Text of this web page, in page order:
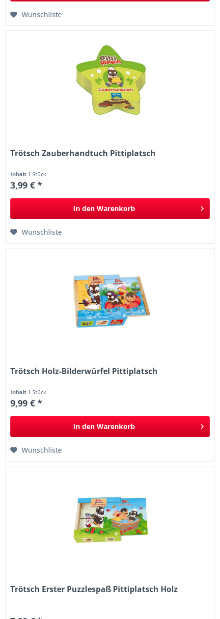
Wunschliste
Trötsch Zauberhandtuch Pittiplatsch
Inhalt 1 Stück
3,99 € *
In den Warenkorb
Wunschliste
Trötsch Holz-Bilderwürfel Pittiplatsch
Inhalt 1 Stück
9,99 € *
In den Warenkorb
Wunschliste
Trötsch Erster Puzzlespaß Pittiplatsch Holz